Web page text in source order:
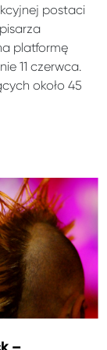
postaci
platformę
11 czerwca.
około 45